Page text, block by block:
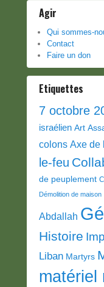
Agir
Qui sommes-
Contact
Faire un don
Etiquettes
7 octobre
israélien Art
colons Axe de
le-feu
de peuplement
Démolition de maison
Abdallah
Histoire
Liban Martyrs
matériel